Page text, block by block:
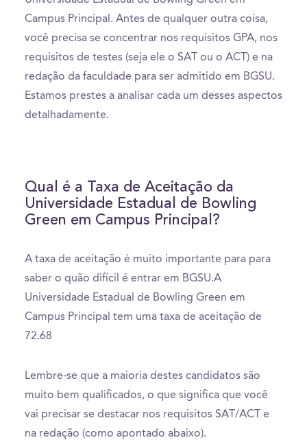
Campus Principal. Antes de qualquer outra coisa,
você precisa se concentrar nos requisitos GPA, nos
requisitos de testes (seja ele o SAT ou o ACT) e na
redação da faculdade para ser admitido em BGSU.
Estamos prestes a analisar cada um desses aspectos
detalhadamente.
Qual é a Taxa de Aceitação da
Universidade Estadual de Bowling
Green em Campus Principal?
A taxa de aceitação é muito importante para para
saber o quão difícil é entrar em BGSU.A
Universidade Estadual de Bowling Green em
Campus Principal tem uma taxa de aceitação de
72.68
Lembre-se que a maioria destes candidatos são
muito bem qualificados, o que significa que você
vai precisar se destacar nos requisitos SAT/ACT e
na redação (como apontado abaixo).